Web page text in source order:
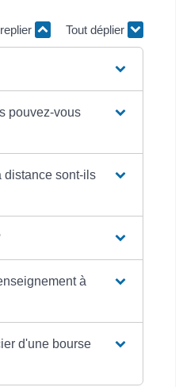
Tout déplier
pouvez-vous
distance sont-ils
à
d'une bourse